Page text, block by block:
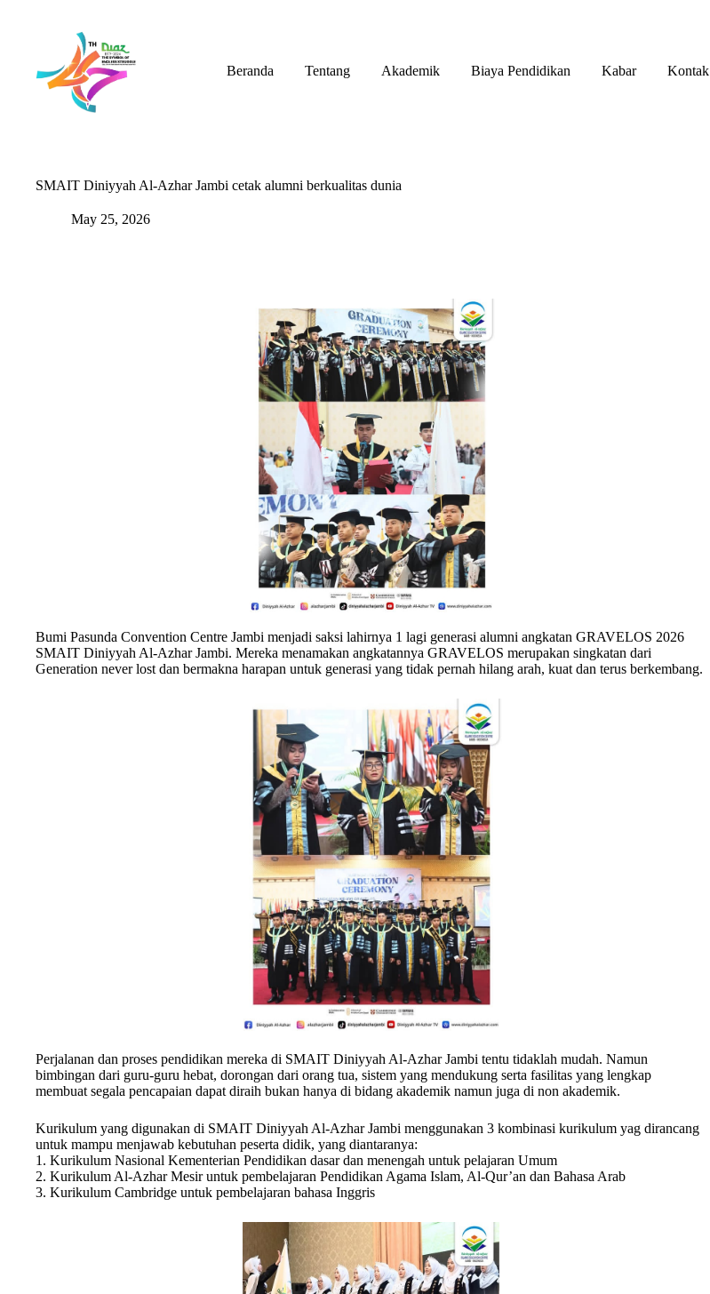
Beranda Tentang Akademik Biaya Pendidikan Kabar Kontak
SMAIT Diniyyah Al-Azhar Jambi cetak alumni berkualitas dunia
May 25, 2026
Bumi Pasunda Convention Centre Jambi menjadi saksi lahirnya 1 lagi generasi alumni angkatan GRAVELOS 2026
SMAIT Diniyyah Al-Azhar Jambi. Mereka menamakan angkatannya GRAVELOS merupakan singkatan dari
Generation never lost dan bermakna harapan untuk generasi yang tidak pernah hilang arah, kuat dan terus berkembang.
Perjalanan dan proses pendidikan mereka di SMAIT Diniyyah Al-Azhar Jambi tentu tidaklah mudah. Namun
bimbingan dari guru-guru hebat, dorongan dari orang tua, sistem yang mendukung serta fasilitas yang lengkap
membuat segala pencapaian dapat diraih bukan hanya di bidang akademik namun juga di non akademik.
Kurikulum yang digunakan di SMAIT Diniyyah Al-Azhar Jambi menggunakan 3 kombinasi kurikulum yag dirancang
untuk mampu menjawab kebutuhan peserta didik, yang diantaranya:
1. Kurikulum Nasional Kementerian Pendidikan dasar dan menengah untuk pelajaran Umum
2. ⁠Kurikulum Al-Azhar Mesir untuk pembelajaran Pendidikan Agama Islam, Al-Qur’an dan Bahasa Arab
3. ⁠Kurikulum Cambridge untuk pembelajaran bahasa Inggris